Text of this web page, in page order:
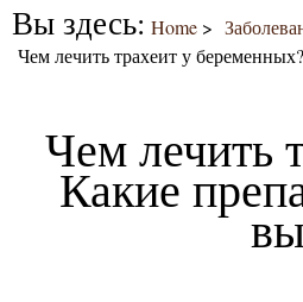
Вы здесь: Home
Чем лечить трахеит у
Чем лечить
Какие